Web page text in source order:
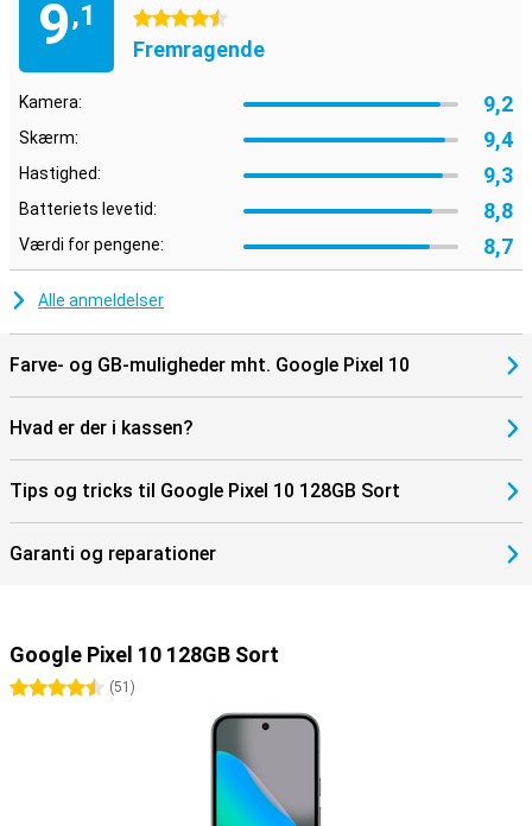
Ideel sammen med andre Google-enheder
Pixel 10 fungerer ubesværet sammen med andre enheder i Googles
økosystem. Tænk på Pixel Watch 4 eller Pixel Buds 2 Pro, som du
og indstillinger synkroniseres automatisk mellem dine enheder.
Takket være Google Assistant og smarte integrationer kan du
holde styr på dit smarte hjem, din kalender og din daglige rutine, lige
fra lommen.
9,1 4.5 stjerner
Fremragende
Kamera: 9,2
Skærm: 9,4
Hastighed: 9,3
Batteriets levetid: 8,8
Værdi for pengene: 8,7
Alle anmeldelser
Farve- og GB-muligheder mht. Google Pixel 10
Hvad er der i kassen?
Tips og tricks til Google Pixel 10 128GB Sort
Garanti og reparationer
Google Pixel 10 128GB Sort
4.5 stjerner
(51 )